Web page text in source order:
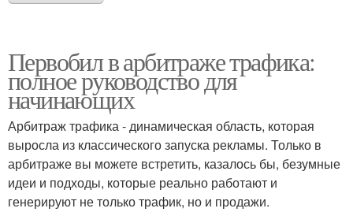
Первобил в арбитраже трафика:
полное руководство для
начинающих
Арбитраж трафика - динамическая область, которая
выросла из классического запуска рекламы. Только в
арбитраже вы можете встретить, казалось бы, безумные
идеи и подходы, которые реально работают и
генерируют не только трафик, но и продажи.